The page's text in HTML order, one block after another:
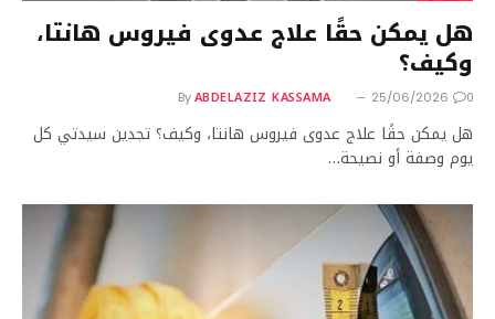
هل يمكن حقًا علاج عدوى فيروس هانتا،
وكيف؟
By ABDELAZIZ KASSAMA 25/06/2026 0
هل يمكن حقًا علاج عدوى فيروس هانتا، وكيف؟ تجدين سيدتي كل
يوم وصفة أو نصيحة…